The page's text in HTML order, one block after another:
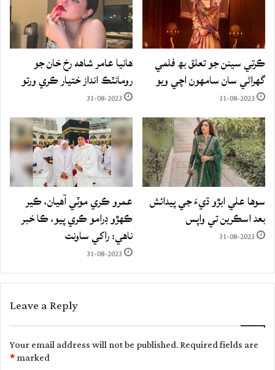
ڪرتي سينن جو تعلق بھ فلمي
گهراڻي سان سامهون اچي ويو
31-08-2023
هانيا عامر شاهه رخ خان جو
رومانٽڪ انداز ختيار ڪري ورتو
31-08-2023
سوها علي ابڙو ڌيءَ جي پيدائش
بعد اسڪرين تي واپس
31-08-2023
عمرو ڪري موٽي آهيان، ڪير
ڪهڙو ڊرامو ڪري پيو، ڪا خبر
ناهي: راکي ساونت
31-08-2023
Leave a Reply
Your email address will not be published.Required fields are
marked
*